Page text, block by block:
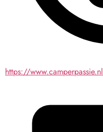
https://www.camperpassie.nl